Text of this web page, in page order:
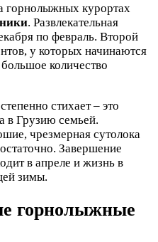
горнолыжных курортах
. Развлекательная
по февраль. Второй
у которых начинаются
количество
стихает – это
в Грузию семьей.
чрезмерная сутолока
Завершение
в апреле и жизнь в
зимы.
горнолыжные